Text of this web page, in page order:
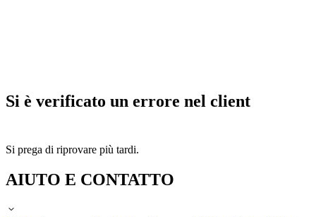
Si è verificato un errore nel client
Si prega di riprovare più tardi.
AIUTO E CONTATTO